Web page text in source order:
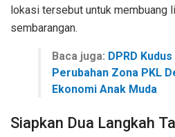
lokasi tersebut untuk membuang
sembarangan.
Baca juga: DPRD
Perubahan Zona PKL
Ekonomi Anak Muda
Siapkan Dua Langkah